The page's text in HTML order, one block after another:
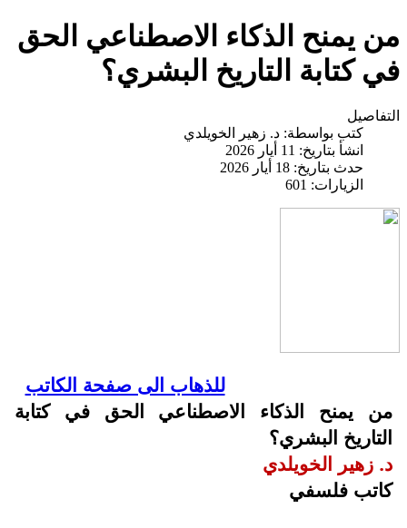
من يمنح الذكاء الاصطناعي الحق
في كتابة التاريخ البشري؟
التفاصيل
كتب بواسطة: د. زهير الخويلدي
انشأ بتاريخ: 11 أيار 2026
حدث بتاريخ: 18 أيار 2026
الزيارات: 601
للذهاب الى صفحة الكاتب
من يمنح الذكاء الاصطناعي الحق في كتابة
التاريخ البشري؟
د. زهير الخويلدي
كاتب فلسفي